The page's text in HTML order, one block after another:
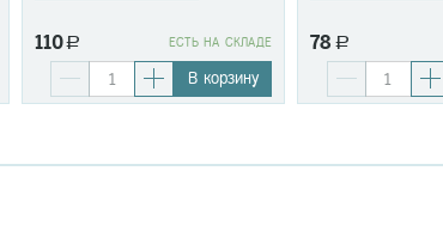
110a EСТЬ НА СКЛАДЕ
В корзину
78 a